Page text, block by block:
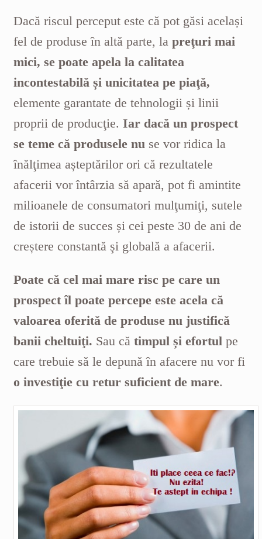
Dacă riscul perceput este că pot găsi același
fel de produse în altă parte, la preţuri mai
mici, se poate apela la calitatea
incontestabilă și unicitatea pe piaţă,
elemente garantate de tehnologii și linii
proprii de producţie. Iar dacă un prospect
se teme că produsele nu se vor ridica la
înălţimea așteptărilor ori că rezultatele
afacerii vor întârzia să apară, pot fi amintite
milioanele de consumatori mulţumiţi, sutele
de istorii de succes și cei peste 30 de ani de
creștere constantă şi globală a afacerii.
Poate că cel mai mare risc pe care un
prospect îl poate percepe este acela că
valoarea oferită de produse nu justifică
banii cheltuiţi. Sau că timpul și efortulpe
care trebuie să le depună în afacere nu vor fi
o investiţie cu retur suficient de mare.